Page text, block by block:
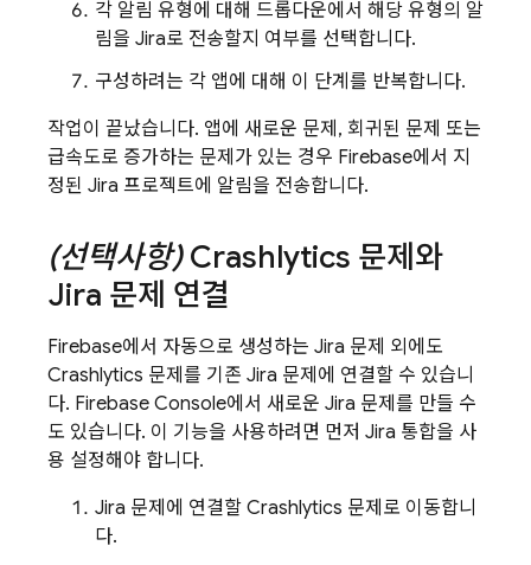
각 알림 유형에 대해 드롭다운에서 해당 유형의 알
림을 Jira로 전송할지 여부를 선택합니다.
구성하려는 각 앱에 대해 이 단계를 반복합니다.
작업이 끝났습니다. 앱에 새로운 문제, 회귀된 문제 또는
급속도로 증가하는 문제가 있는 경우 Firebase에서 지
정된 Jira 프로젝트에 알림을 전송합니다.
(선택사항) Crashlytics 문제와
Jira 문제 연결
Firebase에서 자동으로 생성하는 Jira 문제 외에도
Crashlytics 문제를 기존 Jira 문제에 연결할 수 있습니
다. Firebase Console에서 새로운 Jira 문제를 만들 수
도 있습니다. 이 기능을 사용하려면 먼저 Jira 통합을 사
용 설정해야 합니다.
Jira 문제에 연결할 Crashlytics 문제로 이동합니
다.